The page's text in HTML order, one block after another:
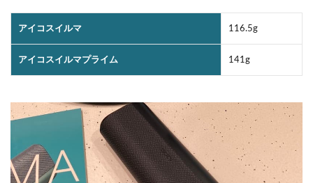
アイコスイルマ 116.5g
アイコスイルマプライム 141g